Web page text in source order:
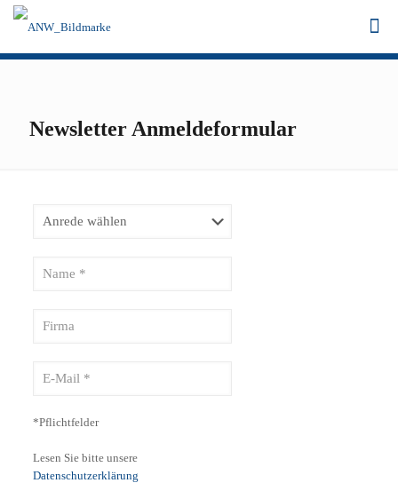
Newsletter Anmeldeformular
*Pflichtfelder
Lesen Sie bitte unsere
Datenschutzerklärung